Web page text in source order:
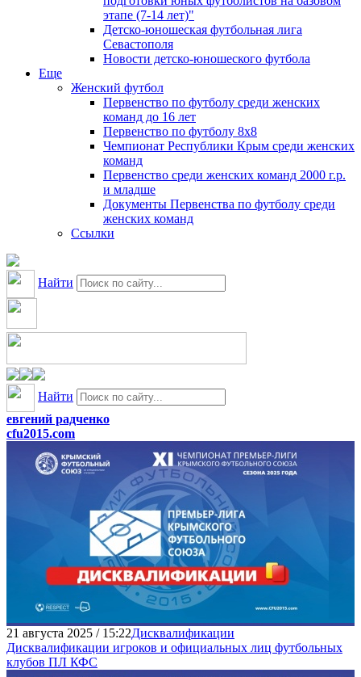
этапе (7-14 лет)"
Детско-юношеская футбольная лига
Севастополя
Новости детско-юношеского футбола
Еще
Женский футбол
Первенство по футболу среди женских
команд до 16 лет
Первенство по футболу 8х8
Чемпионат Республики Крым среди женских
команд
Первенство среди женских команд 2000 г.р.
и младше
Документы Первенства по футболу среди
женских команд
Ссылки
Найти
Найти
евгений радченко
cfu2015.com
21 августа 2025 / 15:22Дисквалификации
Дисквалификации игроков и официальных лиц футбольных
клубов ПЛ КФС